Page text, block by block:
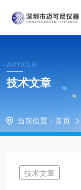
ARTICLE
技术文章
当前位置： 首页
技术文章